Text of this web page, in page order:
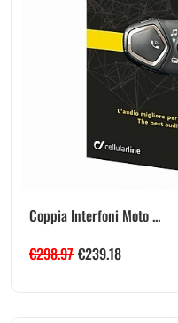
Coppia Interfoni Moto ...
€298.97 €239.18